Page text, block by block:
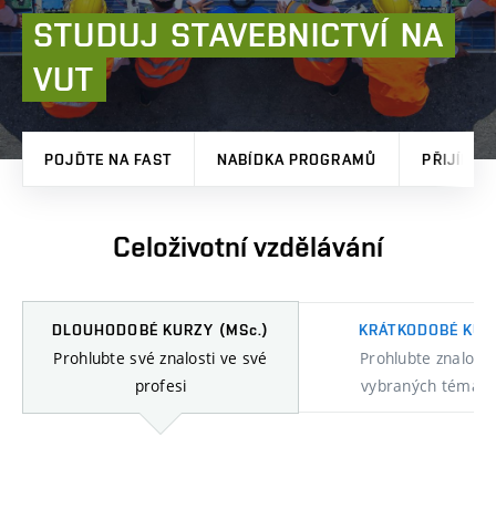
STUDUJ STAVEBNICTVÍ NA
VUT
POJĎTE NA FAST NABÍDKA PROGRAMŮ
Celoživotní vzdělávání
DLOUHODOBÉ KURZY (MSc.)
Prohlubte své znalosti ve své
profesi
KRÁTKODOBÉ
Prohlubte znalosti
vybraných